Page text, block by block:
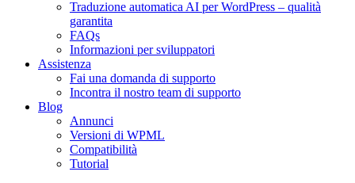
Traduzione automatica AI per WordPress – qualità
garantita
FAQs
Informazioni per sviluppatori
Assistenza
Fai una domanda di supporto
Incontra il nostro team di supporto
Blog
Annunci
Versioni di WPML
Compatibilità
Tutorial